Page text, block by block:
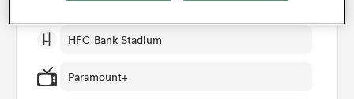
HFC Bank Stadium
Paramount+